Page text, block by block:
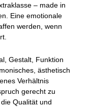
– made in
Eine emotionale
werden, wenn
Gestalt, Funktion
ästhetisch
Verhältnis
gerecht zu
Qualität und